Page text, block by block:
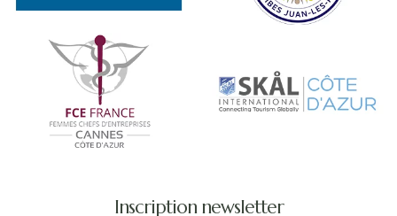
Inscription newsletter